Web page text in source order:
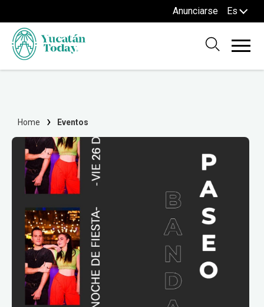
Anunciarse Es
Home Eventos